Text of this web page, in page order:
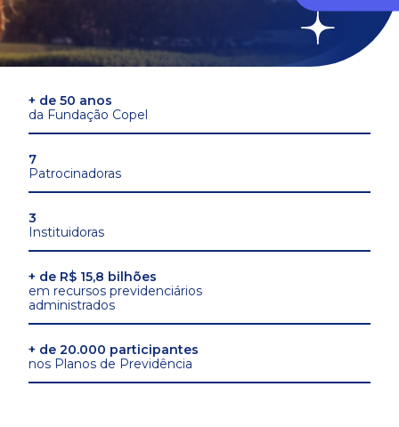
+ de 50 anos
da Fundação Copel
7
Patrocinadoras
3
Instituidoras
+ de R$ 15,8 bilhões
em recursos previdenciários
administrados
+ de 20.000 participantes
nos Planos de Previdência